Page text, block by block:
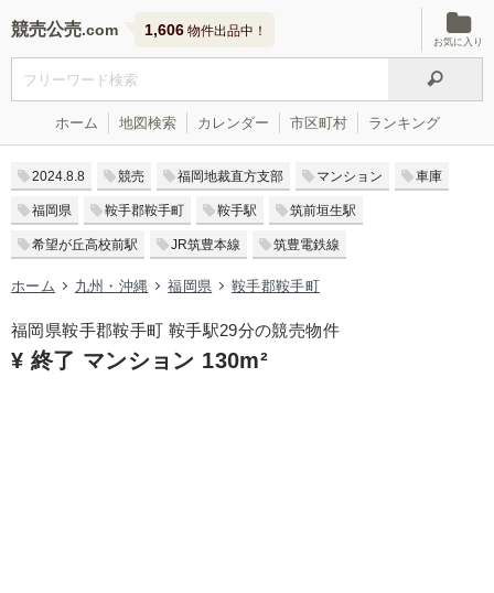
競売公売 1,606 物件出品中！
お気に入り
ホーム 地図検索 カレンダー 市区町村 ランキング
2024.8.8 競売 福岡地裁直方支部 マンション 車庫
福岡県 鞍手郡鞍手町 鞍手駅 筑前垣生駅
希望が丘高校前駅 JR筑豊本線 筑豊電鉄線
ホーム 九州・沖縄 福岡県 鞍手郡鞍手町
福岡県鞍手郡鞍手町 鞍手駅29分の競売物件
¥ 終了 マンション 130m²